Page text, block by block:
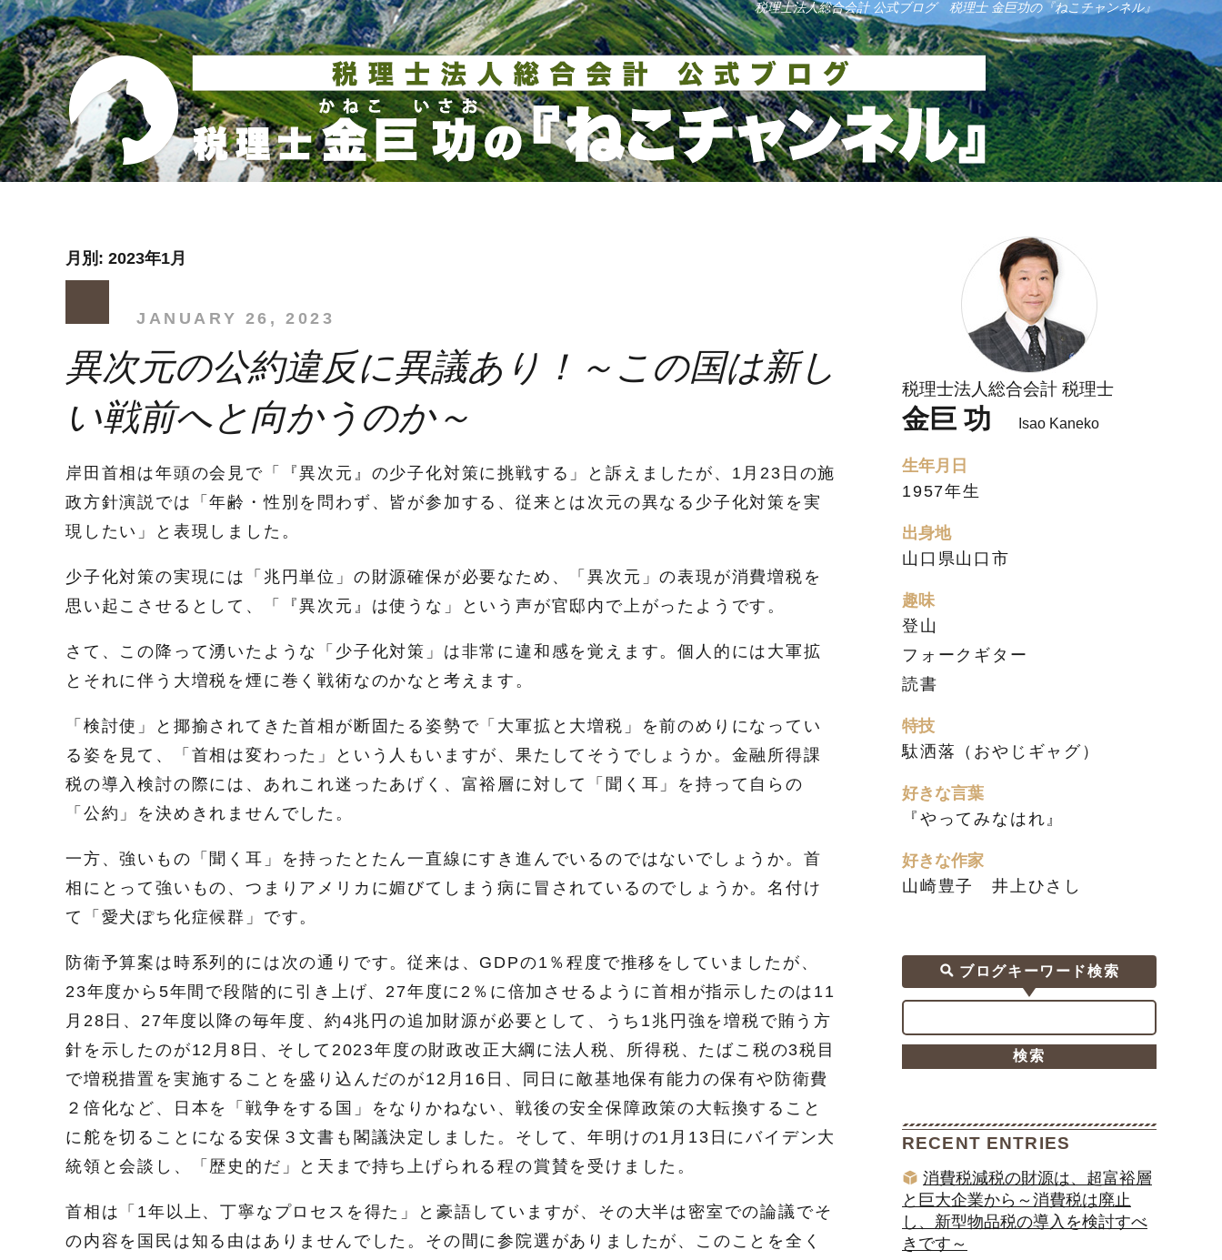
税理士法人総合会計 公式ブログ 税理士 金巨功の『ねこチャンネル』
月別: 2023年1月
JANUARY 26, 2023
異次元の公約違反に異議あり！～この国は新し
い戦前へと向かうのか～
岸田首相は年頭の会見で「『異次元』の少子化対策に挑戦する」と訴えましたが、1月23日の施
政方針演説では「年齢・性別を問わず、皆が参加する、従来とは次元の異なる少子化対策を実
現したい」と表現しました。
少子化対策の実現には「兆円単位」の財源確保が必要なため、「異次元」の表現が消費増税を
思い起こさせるとして、「『異次元』は使うな」という声が官邸内で上がったようです。
さて、この降って湧いたような「少子化対策」は非常に違和感を覚えます。個人的には大軍拡
とそれに伴う大増税を煙に巻く戦術なのかなと考えます。
「検討使」と揶揄されてきた首相が断固たる姿勢で「大軍拡と大増税」を前のめりになってい
る姿を見て、「首相は変わった」という人もいますが、果たしてそうでしょうか。金融所得課
税の導入検討の際には、あれこれ迷ったあげく、富裕層に対して「聞く耳」を持って自らの
「公約」を決めきれませんでした。
一方、強いもの「聞く耳」を持ったとたん一直線にすき進んでいるのではないでしょうか。首
相にとって強いもの、つまりアメリカに媚びてしまう病に冒されているのでしょうか。名付け
て「愛犬ぽち化症候群」です。
防衛予算案は時系列的には次の通りです。従来は、GDPの1％程度で推移をしていましたが、
23年度から5年間で段階的に引き上げ、27年度に2％に倍加させるように首相が指示したのは11
月28日、27年度以降の毎年度、約4兆円の追加財源が必要として、うち1兆円強を増税で賄う方
針を示したのが12月8日、そして2023年度の財政改正大綱に法人税、所得税、たばこ税の3税目
で増税措置を実施することを盛り込んだのが12月16日、同日に敵基地保有能力の保有や防衛費
２倍化など、日本を「戦争をする国」をなりかねない、戦後の安全保障政策の大転換すること
に舵を切ることになる安保３文書も閣議決定しました。そして、年明けの1月13日にバイデン大
統領と会談し、「歴史的だ」と天まで持ち上げられる程の賞賛を受けました。
首相は「1年以上、丁寧なプロセスを得た」と豪語していますが、その大半は密室での論議でそ
の内容を国民は知る由はありませんでした。その間に参院選がありましたが、このことを全く
税理士法人総合会計 税理士
金巨 功 Isao Kaneko
生年月日
1957年生
出身地
山口県山口市
趣味
登山
フォークギター
読書
特技
駄洒落（おやじギャグ）
好きな言葉
『やってみなはれ』
好きな作家
山崎豊子 井上ひさし
ブログキーワード検索
RECENT ENTRIES
消費税減税の財源は、超富裕層
と巨大企業から～消費税は廃止
し、新型物品税の導入を検討すべ
きです～